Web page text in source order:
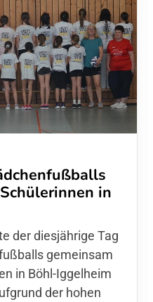
in
der diesjährige Tag
gemeinsam
in Böhl-Iggelheim
der hohen